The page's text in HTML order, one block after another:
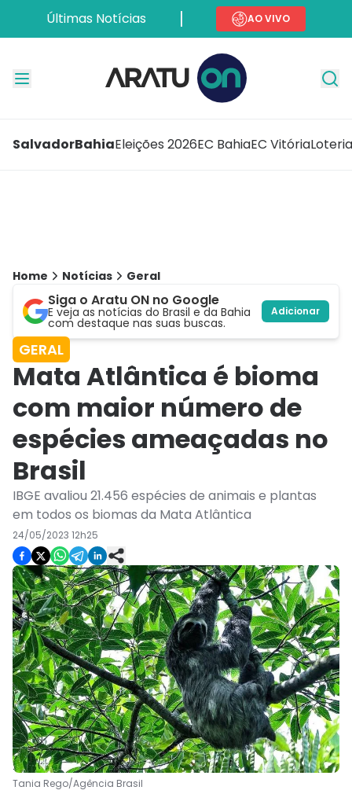
Últimas Notícias AO VIVO
SalvadorBahiaEleições 2026EC BahiaEC Vitória
Home Notícias Geral
Siga o Aratu ON no Google
E veja as notícias do Brasil e da Bahia
com destaque nas suas buscas.
Adicionar
GERAL
Mata Atlântica é bioma
com maior número de
espécies ameaçadas no
Brasil
IBGE avaliou 21.456 espécies de animais e plantas
em todos os biomas da Mata Atlântica
24/05/2023 12h25
Tania Rego/Agência Brasil